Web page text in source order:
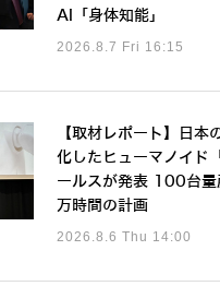
AI「身体知能」
2026.8.7 Fri 16:15
【取材レポート】日本
化したヒューマノイド
ールスが発表 100台量
万時間の計画
2026.8.6 Thu 14:00